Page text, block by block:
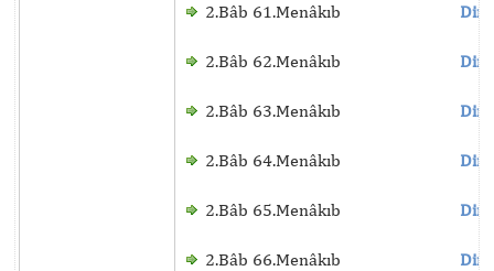
2.Bâb 61.Menâkıb
2.Bâb 62.Menâkıb
2.Bâb 63.Menâkıb
2.Bâb 64.Menâkıb
2.Bâb 65.Menâkıb
2.Bâb 66.Menâkıb